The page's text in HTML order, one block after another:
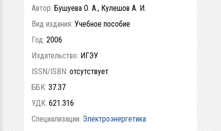
Автор: Бушуева О. А., Кулешов А. И.
Вид издания: Учебное пособие
Год: 2006
Издательство: ИГЭУ
ISSN/ISBN: отсутствует
ББК: 37.37
УДК: 621.316
Специализации: Электроэнергетика